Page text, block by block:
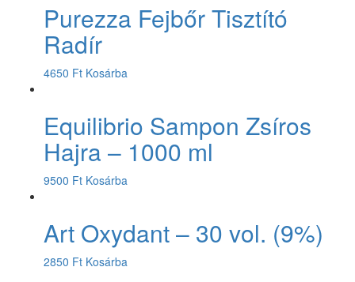
Purezza Fejbőr Tisztító
Radír
4650 Ft Kosárba
Equilibrio Sampon Zsíros
Hajra – 1000 ml
9500 Ft Kosárba
Art Oxydant – 30 vol. (9%)
2850 Ft Kosárba